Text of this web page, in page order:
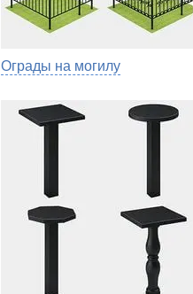
Ограды на могилу